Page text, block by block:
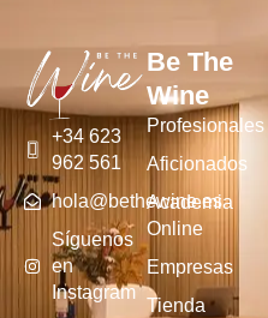
+34 623
962 561
hola@bethewine.es
Síguenos
en
Instagram
Be The
Wine
Profesionales
Aficionados
Academia
Online
Empresas
Tienda